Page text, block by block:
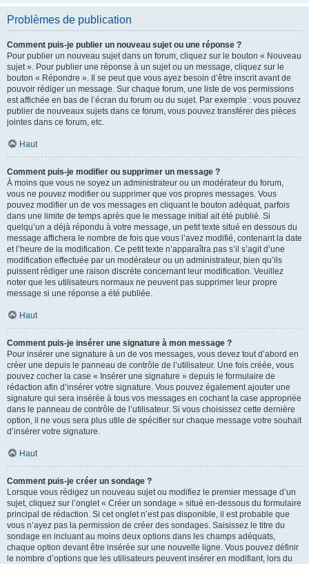
Problèmes de publication
Comment puis-je publier un nouveau sujet ou une réponse ?
Pour publier un nouveau sujet dans un forum, cliquez sur le bouton « Nouveau
sujet ». Pour publier une réponse à un sujet ou un message, cliquez sur le
bouton « Répondre ». Il se peut que vous ayez besoin d’être inscrit avant de
pouvoir rédiger un message. Sur chaque forum, une liste de vos permissions
est affichée en bas de l’écran du forum ou du sujet. Par exemple : vous pouvez
publier de nouveaux sujets dans ce forum, vous pouvez transférer des pièces
jointes dans ce forum, etc.
Haut
Comment puis-je modifier ou supprimer un message ?
À moins que vous ne soyez un administrateur ou un modérateur du forum,
vous ne pouvez modifier ou supprimer que vos propres messages. Vous
pouvez modifier un de vos messages en cliquant le bouton adéquat, parfois
dans une limite de temps après que le message initial ait été publié. Si
quelqu’un a déjà répondu à votre message, un petit texte situé en dessous du
message affichera le nombre de fois que vous l’avez modifié, contenant la date
et l’heure de la modification. Ce petit texte n’apparaîtra pas s’il s’agit d’une
modification effectuée par un modérateur ou un administrateur, bien qu’ils
puissent rédiger une raison discrète concernant leur modification. Veuillez
noter que les utilisateurs normaux ne peuvent pas supprimer leur propre
message si une réponse a été publiée.
Haut
Comment puis-je insérer une signature à mon message ?
Pour insérer une signature à un de vos messages, vous devez tout d’abord en
créer une depuis le panneau de contrôle de l’utilisateur. Une fois créée, vous
pouvez cocher la case « Insérer une signature » depuis le formulaire de
rédaction afin d’insérer votre signature. Vous pouvez également ajouter une
signature qui sera insérée à tous vos messages en cochant la case appropriée
dans le panneau de contrôle de l’utilisateur. Si vous choisissez cette dernière
option, il ne vous sera plus utile de spécifier sur chaque message votre souhait
d’insérer votre signature.
Haut
Comment puis-je créer un sondage ?
Lorsque vous rédigez un nouveau sujet ou modifiez le premier message d’un
sujet, cliquez sur l’onglet « Créer un sondage » situé en-dessous du formulaire
principal de rédaction. Si cet onglet n’est pas disponible, il est probable que
vous n’ayez pas la permission de créer des sondages. Saisissez le titre du
sondage en incluant au moins deux options dans les champs adéquats,
chaque option devant être insérée sur une nouvelle ligne. Vous pouvez définir
le nombre d’options que les utilisateurs peuvent insérer en modifiant, lors du